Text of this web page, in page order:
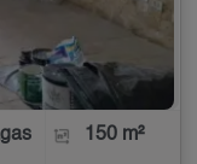
150 m²